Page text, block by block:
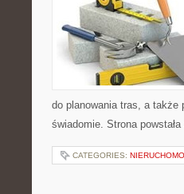
do planowania tras, a także
świadomie. Strona
CATEGORIES: